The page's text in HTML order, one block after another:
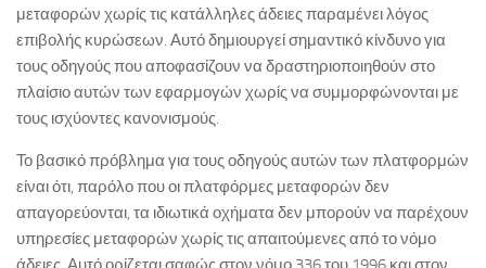
μεταφορών χωρίς τις κατάλληλες άδειες παραμένει λόγος
επιβολής κυρώσεων. Αυτό δημιουργεί σημαντικό κίνδυνο για
τους οδηγούς που αποφασίζουν να δραστηριοποιηθούν στο
πλαίσιο αυτών των εφαρμογών χωρίς να συμμορφώνονται με
τους ισχύοντες κανονισμούς.
Το βασικό πρόβλημα για τους οδηγούς αυτών των πλατφορμών
είναι ότι, παρόλο που οι πλατφόρμες μεταφορών δεν
απαγορεύονται, τα ιδιωτικά οχήματα δεν μπορούν να παρέχουν
υπηρεσίες μεταφορών χωρίς τις απαιτούμενες από το νόμο